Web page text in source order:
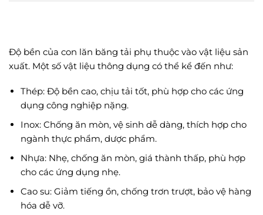
Độ bền của con lăn băng tải phụ thuộc vào vật liệu sản
xuất. Một số vật liệu thông dụng có thể kể đến như:
Thép: Độ bền cao, chịu tải tốt, phù hợp cho các ứng
dụng công nghiệp nặng.
Inox: Chống ăn mòn, vệ sinh dễ dàng, thích hợp cho
ngành thực phẩm, dược phẩm.
Nhựa: Nhẹ, chống ăn mòn, giá thành thấp, phù hợp
cho các ứng dụng nhẹ.
Cao su: Giảm tiếng ồn, chống trơn trượt, bảo vệ hàng
hóa dễ vỡ.